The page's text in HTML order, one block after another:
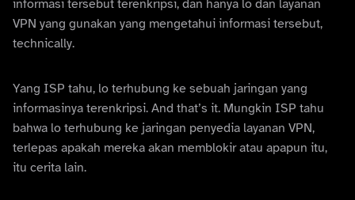
informasi tersebut terenkripsi, dan hanya lo dan layanan
VPN yang gunakan yang mengetahui informasi tersebut,
technically.
Yang ISP tahu, lo terhubung ke sebuah jaringan yang
informasinya terenkripsi. And that’s it. Mungkin ISP tahu
bahwa lo terhubung ke jaringan penyedia layanan VPN,
terlepas apakah mereka akan memblokir atau apapun itu,
itu cerita lain.